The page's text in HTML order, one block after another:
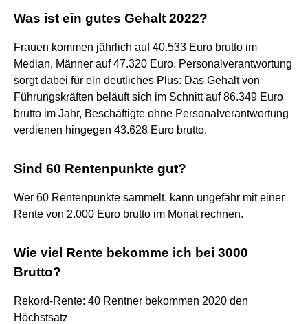
Was ist ein gutes Gehalt 2022?
Frauen kommen jährlich auf 40.533 Euro brutto im
Median, Männer auf 47.320 Euro. Personalverantwortung
sorgt dabei für ein deutliches Plus: Das Gehalt von
Führungskräften beläuft sich im Schnitt auf 86.349 Euro
brutto im Jahr, Beschäftigte ohne Personalverantwortung
verdienen hingegen 43.628 Euro brutto.
Sind 60 Rentenpunkte gut?
Wer 60 Rentenpunkte sammelt, kann ungefähr mit einer
Rente von 2.000 Euro brutto im Monat rechnen.
Wie viel Rente bekomme ich bei 3000
Brutto?
Rekord-Rente: 40 Rentner bekommen 2020 den
Höchstsatz